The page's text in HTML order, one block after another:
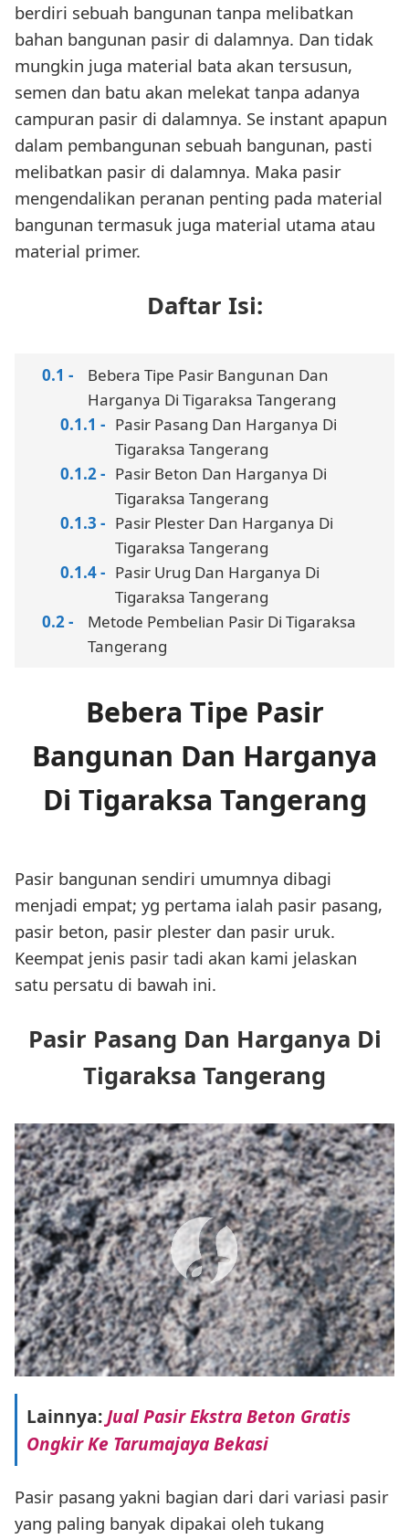
berdiri sebuah bangunan tanpa melibatkan
bahan bangunan pasir di dalamnya. Dan tidak
mungkin juga material bata akan tersusun,
semen dan batu akan melekat tanpa adanya
campuran pasir di dalamnya. Se instant apapun
dalam pembangunan sebuah bangunan, pasti
melibatkan pasir di dalamnya. Maka pasir
mengendalikan peranan penting pada material
bangunan termasuk juga material utama atau
material primer.
Daftar Isi:
Bebera Tipe Pasir Bangunan Dan
Harganya Di Tigaraksa Tangerang
Pasir Pasang Dan Harganya Di
Tigaraksa Tangerang
Pasir Beton Dan Harganya Di
Tigaraksa Tangerang
Pasir Plester Dan Harganya Di
Tigaraksa Tangerang
Pasir Urug Dan Harganya Di
Tigaraksa Tangerang
Metode Pembelian Pasir Di Tigaraksa
Tangerang
Bebera Tipe Pasir
Bangunan Dan Harganya
Di Tigaraksa Tangerang
Pasir bangunan sendiri umumnya dibagi
menjadi empat; yg pertama ialah pasir pasang,
pasir beton, pasir plester dan pasir uruk.
Keempat jenis pasir tadi akan kami jelaskan
satu persatu di bawah ini.
Pasir Pasang Dan Harganya Di
Tigaraksa Tangerang
Lainnya:Jual Pasir Ekstra Beton Gratis
Ongkir Ke Tarumajaya Bekasi
Pasir pasang yakni bagian dari dari variasi pasir
yang paling banyak dipakai oleh tukang